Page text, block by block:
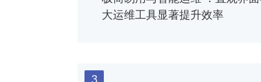
大运维工具显著提升效率
3